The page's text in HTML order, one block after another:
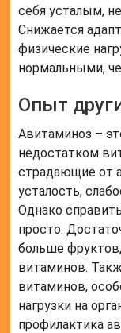
себя усталым,
Снижается
физические
нормальными,
Опыт
Авитаминоз –
недостатком
страдающие от
усталость,
Однако
просто.
больше
витаминов.
витаминов,
нагрузки на
профилактика